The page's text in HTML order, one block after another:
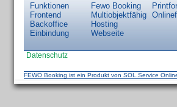
Funktionen
Frontend
Backoffice
Einbindung
Fewo Booking
Multiobjektfähig
Hosting
Webseite
Datenschutz
FEWO Booking ist ein Produkt von SOL.Service